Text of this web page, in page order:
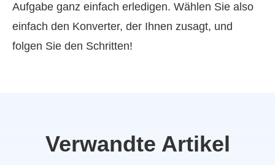
Aufgabe ganz einfach erledigen. Wählen Sie also
einfach den Konverter, der Ihnen zusagt, und
folgen Sie den Schritten!
Verwandte Artikel